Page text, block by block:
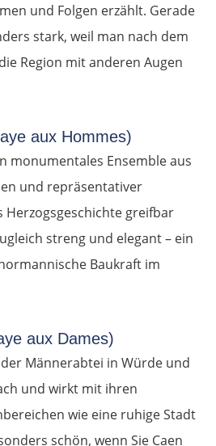
und Folgen erzählt. Gerade
stark, weil man nach dem
Region mit anderen Augen
aux Hommes)
monumentales Ensemble aus
und repräsentativer
Herzogsgeschichte greifbar
streng und elegant – ein
Baukraft im
aux Dames)
Männerabtei in Würde und
und wirkt mit ihren
wie eine ruhige Stadt
schön, wenn Sie Caen